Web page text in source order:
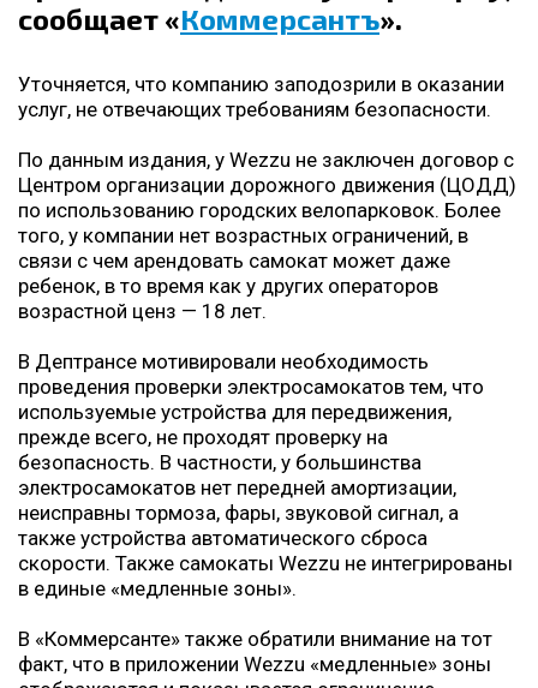
сообщает «Коммерсантъ».
Уточняется, что компанию заподозрили в оказании
услуг, не отвечающих требованиям безопасности.
По данным издания, у Wezzu не заключен договор с
Центром организации дорожного движения (ЦОДД)
по использованию городских велопарковок. Более
того, у компании нет возрастных ограничений, в
связи с чем арендовать самокат может даже
ребенок, в то время как у других операторов
возрастной ценз — 18 лет.
В Дептрансе мотивировали необходимость
проведения проверки электросамокатов тем, что
используемые устройства для передвижения,
прежде всего, не проходят проверку на
безопасность. В частности, у большинства
электросамокатов нет передней амортизации,
неисправны тормоза, фары, звуковой сигнал, а
также устройства автоматического сброса
скорости. Также самокаты Wezzu не интегрированы
в единые «медленные зоны».
В «Коммерсанте» также обратили внимание на тот
факт, что в приложении Wezzu «медленные» зоны